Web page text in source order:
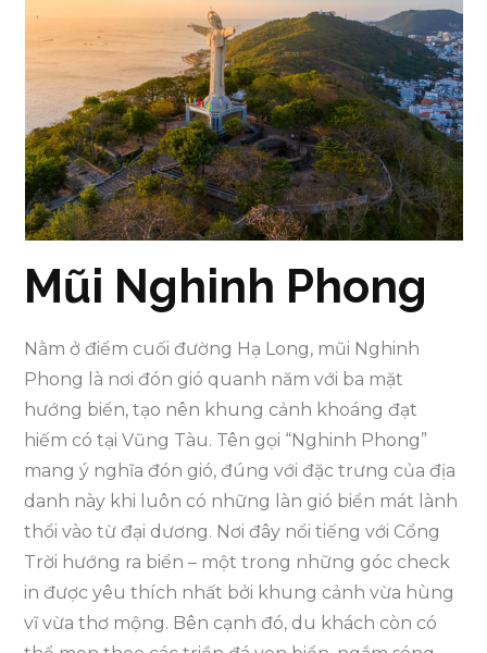
Mũi Nghinh Phong
Nằm ở điểm cuối đường Hạ Long, mũi Nghinh
Phong là nơi đón gió quanh năm với ba mặt
hướng biển, tạo nên khung cảnh khoáng đạt
hiếm có tại Vũng Tàu. Tên gọi “Nghinh Phong”
mang ý nghĩa đón gió, đúng với đặc trưng của địa
danh này khi luôn có những làn gió biển mát lành
thổi vào từ đại dương. Nơi đây nổi tiếng với Cổng
Trời hướng ra biển – một trong những góc check
in được yêu thích nhất bởi khung cảnh vừa hùng
vĩ vừa thơ mộng. Bên cạnh đó, du khách còn có